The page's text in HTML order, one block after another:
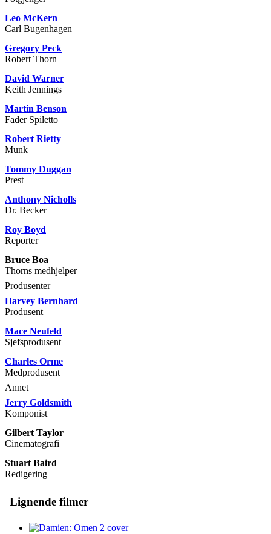
Leo McKern
Carl Bugenhagen
Gregory Peck
Robert Thorn
David Warner
Keith Jennings
Martin Benson
Fader Spiletto
Robert Rietty
Munk
Tommy Duggan
Prest
Anthony Nicholls
Dr. Becker
Roy Boyd
Reporter
Bruce Boa
Thorns medhjelper
Produsenter
Harvey Bernhard
Produsent
Mace Neufeld
Sjefsprodusent
Charles Orme
Medprodusent
Annet
Jerry Goldsmith
Komponist
Gilbert Taylor
Cinematografi
Stuart Baird
Redigering
Lignende filmer